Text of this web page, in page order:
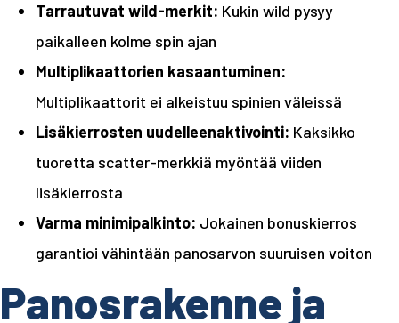
Tarrautuvat wild-merkit: Kukin wild pysyy
paikalleen kolme spin ajan
Multiplikaattorien kasaantuminen:
Multiplikaattorit ei alkeistuu spinien väleissä
Lisäkierrosten uudelleenaktivointi: Kaksikko
tuoretta scatter-merkkiä myöntää viiden
lisäkierrosta
Varma minimipalkinto: Jokainen bonuskierros
garantioi vähintään panosarvon suuruisen voiton
Panosrakenne ja